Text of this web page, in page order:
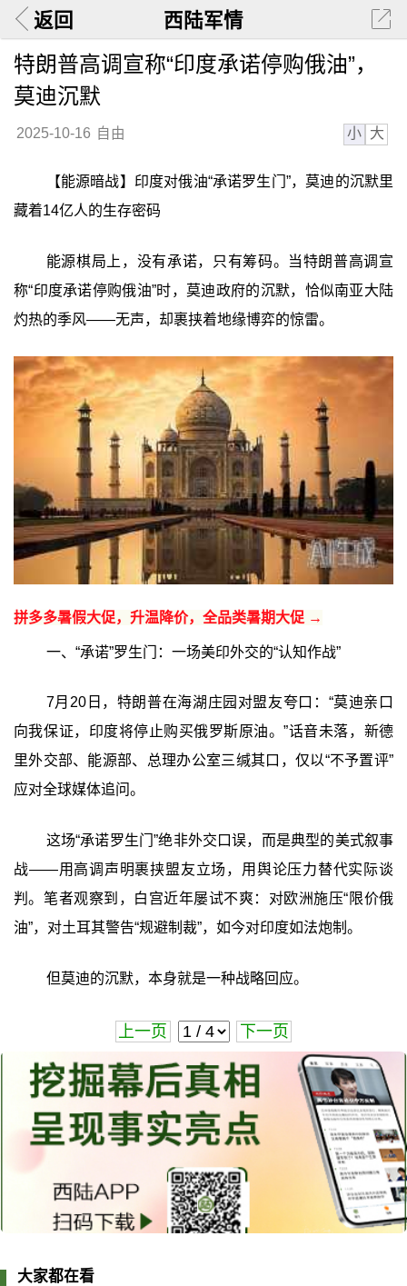
返回 西陆军情
特朗普高调宣称“印度承诺停购俄油”，
莫迪沉默
2025-10-16 自由 小 大
【能源暗战】印度对俄油“承诺罗生门”，莫迪的沉默里
藏着14亿人的生存密码
能源棋局上，没有承诺，只有筹码。当特朗普高调宣
称“印度承诺停购俄油”时，莫迪政府的沉默，恰似南亚大陆
灼热的季风——无声，却裹挟着地缘博弈的惊雷。
拼多多暑假大促，升温降价，全品类暑期大促 →
一、“承诺”罗生门：一场美印外交的“认知作战”
7月20日，特朗普在海湖庄园对盟友夸口：“莫迪亲口
向我保证，印度将停止购买俄罗斯原油。”话音未落，新德
里外交部、能源部、总理办公室三缄其口，仅以“不予置评”
应对全球媒体追问。
这场“承诺罗生门”绝非外交口误，而是典型的美式叙事
战——用高调声明裹挟盟友立场，用舆论压力替代实际谈
判。笔者观察到，白宫近年屡试不爽：对欧洲施压“限价俄
油”，对土耳其警告“规避制裁”，如今对印度如法炮制。
但莫迪的沉默，本身就是一种战略回应。
上一页 下一页
大家都在看